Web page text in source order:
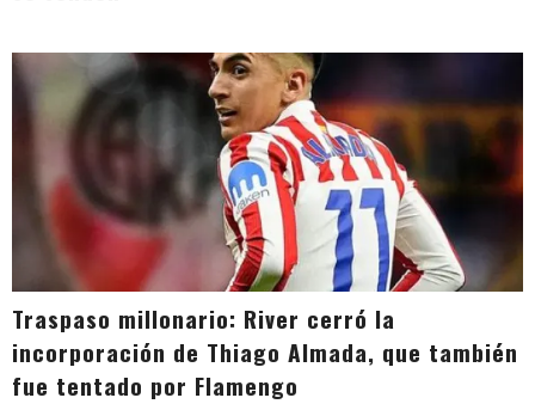
Traspaso millonario: River cerró la
incorporación de Thiago Almada, que también
fue tentado por Flamengo